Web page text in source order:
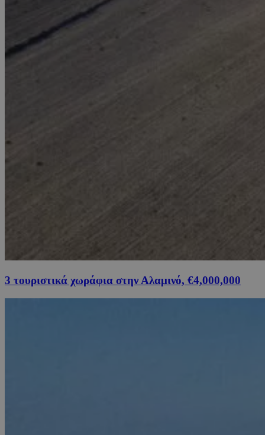
3 τουριστικά χωράφια στην Αλαμινό, €4,000,000